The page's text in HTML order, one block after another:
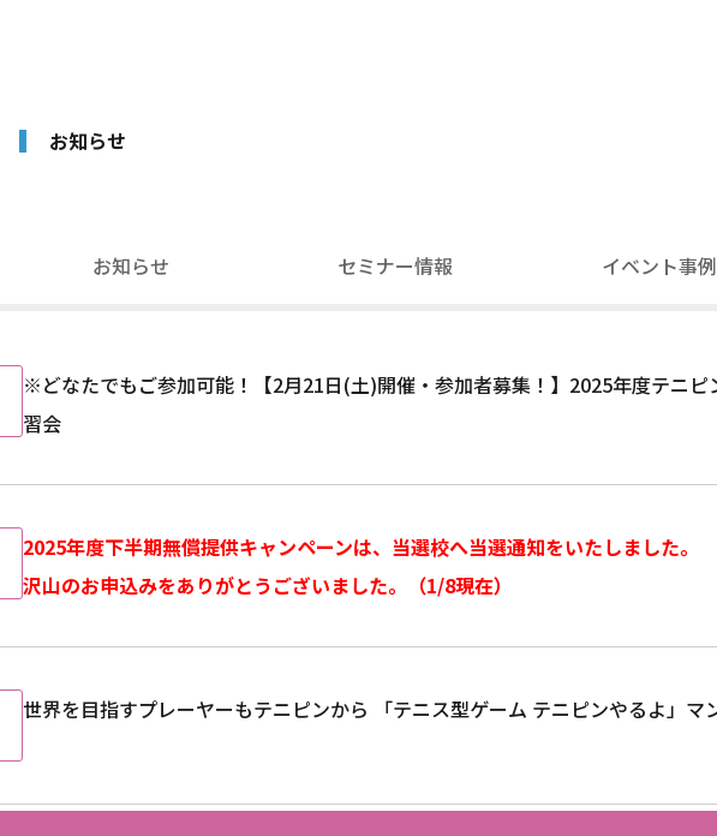
お知らせ
お知らせ セミナー情報 イベント事例
※どなたでもご参加可能！【2月21日(土)開催・参加者募集！】2025年度テニ
習会
2025年度下半期無償提供キャンペーンは、当選校へ当選通知をいたしました。
沢山のお申込みをありがとうございました。（1/8現在）
世界を目指すプレーヤーもテニピンから 「テニス型ゲーム テニピンやるよ」マ